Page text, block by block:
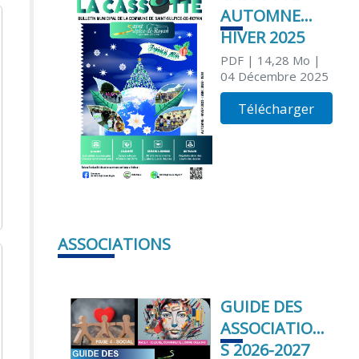
AUTOMNE
HIVER 2025
PDF| 14,28 Mo |
04 Décembre 2025
Télécharger
ASSOCIATIONS
GUIDE DES
ASSOCIATION
S 2026-2027